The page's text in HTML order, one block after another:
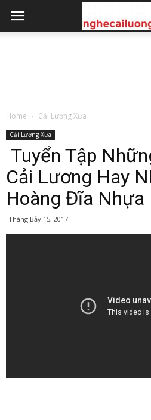
Home Cải Lương Xưa
Cải Lương Xưa
Tuyển Tập
Cải Lương Hay
Hoàng Đĩa Nhựa
Tháng Bảy 15, 2017